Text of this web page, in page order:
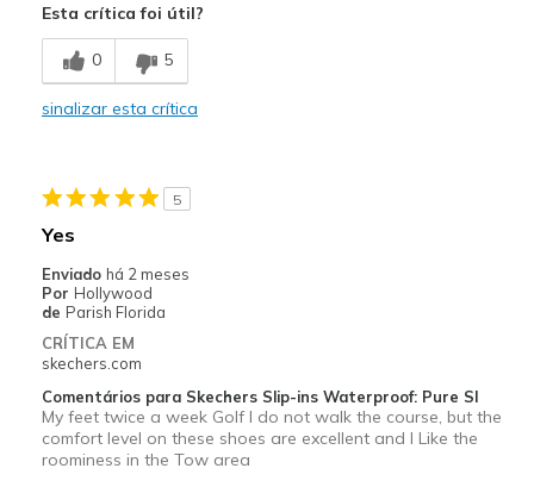
Melhores utilizações
Casual Wear
Esta crítica foi útil?
0 5
sinalizar esta crítica
5
Yes
Enviado há 2 meses
Por Hollywood
de Parish Florida
CRÍTICA EM
skechers.com
Comentários para Skechers Slip-ins Waterproof: Pure SI
My feet twice a week Golf I do not walk the course, but the
comfort level on these shoes are excellent and I Like the
roominess in the Tow area